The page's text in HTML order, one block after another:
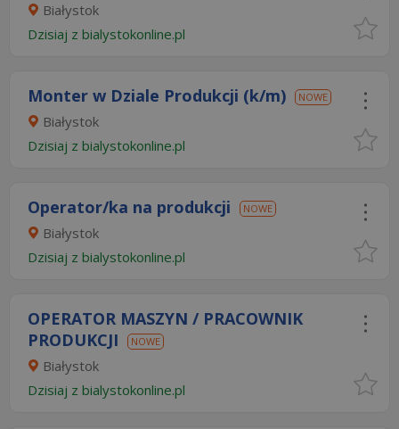
Białystok
Dzisiaj z bialystokonline.pl
Monter w Dziale Produkcji (k/m) NOWE
Białystok
Dzisiaj z bialystokonline.pl
Operator/ka na produkcji NOWE
Białystok
Dzisiaj z bialystokonline.pl
OPERATOR MASZYN / PRACOWNIK
PRODUKCJI
NOWE
Białystok
Dzisiaj z bialystokonline.pl